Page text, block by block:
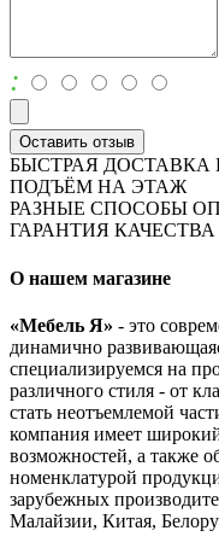
:
Оставить отзыв
БЫСТРАЯ ДОСТАВКА
ПОДЪЁМ НА ЭТАЖ
РАЗНЫЕ СПОСОБЫ
ГАРАНТИЯ КАЧЕСТВА
О нашем магазине
«Мебель Я» - это
динамично
специализируемся на
различного стиля - от
стать неотъемлемой
компания имеет
возможностей, а также
номенклатурой
зарубежных
Малайзии, Китая,